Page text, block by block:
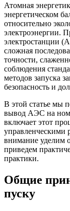
Атомная
энергетическом
относительно
электроэнергии.
электростанции
сложная
точности,
соблюдения
методов запуска
безопасность и
В этой статье мы
вывод АЭС на
включает этот
управленческими
внимание уделим
приведем
практики.
Общие
пуску